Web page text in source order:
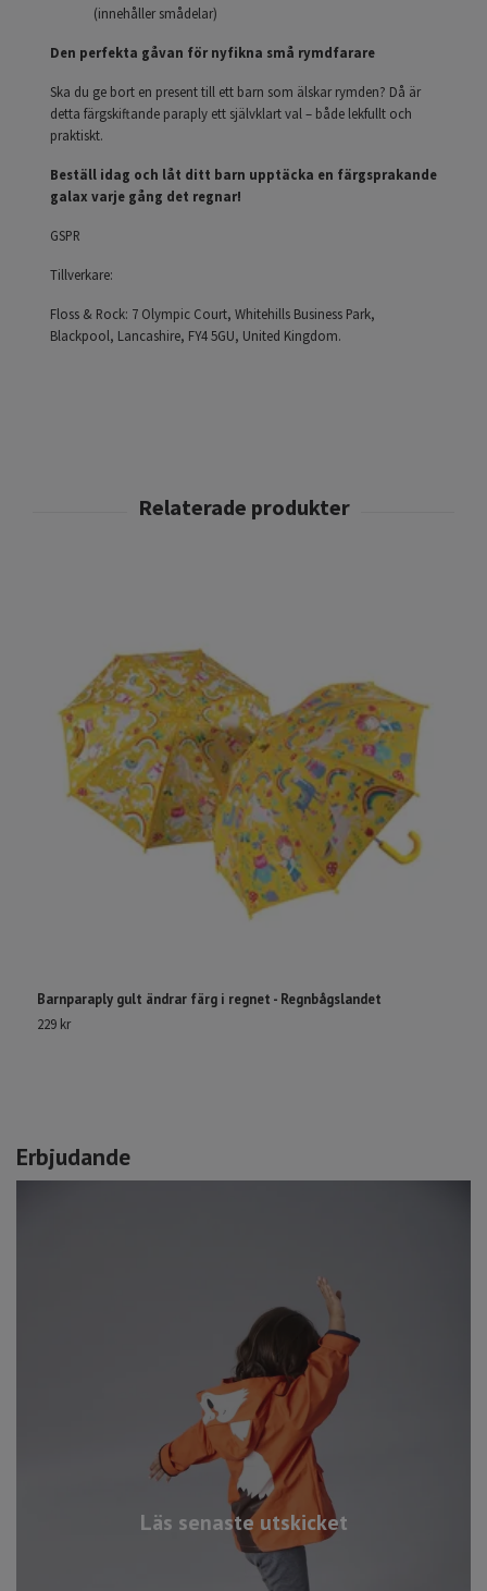
Erbjudande
Läs senaste utskicket
(innehåller smådelar)
Den perfekta gåvan för nyfikna små rymdfarare
Ska du ge bort en present till ett barn som älskar rymden? Då är
detta färgskiftande paraply ett självklart val – både lekfullt och
praktiskt.
Beställ idag och låt ditt barn upptäcka en färgsprakande
galax varje gång det regnar!
GSPR
Tillverkare:
Floss & Rock: 7 Olympic Court, Whitehills Business Park,
Blackpool, Lancashire, FY4 5GU, United Kingdom.
Barnparaply gult ändrar färg i regnet - Regnbågslandet
229 kr